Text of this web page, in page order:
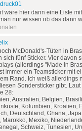
wäre hier dann eine Liste
nur wissen ob das dann
McDonald's-Tüten in
sich fünf Sticker. Vier davon
(allerdings "Made in
immer ein Teamsticker mit
Rand. Ich weiß allerdings
Sondersticker gibt.
28:
Australien, Belgien,
Kolumbien, Kroatien,
Deutschland, Ghana,
Marokko, Mexiko,
Schweiz, Tunesien,